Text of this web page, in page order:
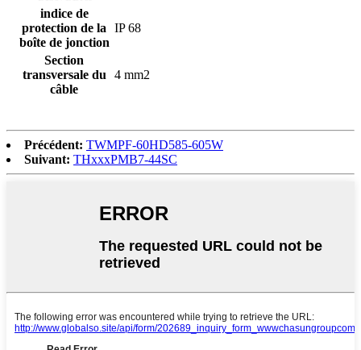
indice de
protection de la
boîte de jonction
IP 68
Section
transversale du
câble
4 mm2
Précédent: TWMPF-60HD585-605W
Suivant: THxxxPMB7-44SC